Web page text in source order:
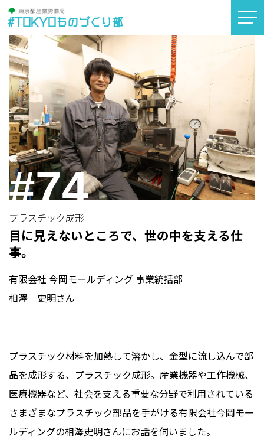
#TOKYOものづくり部
#74
プラスチック成形
目に見えないところで、世の中を支える仕
事。
有限会社 今岡モールディング 事業統括部
相澤 史明さん
プラスチック材料を加熱して溶かし、金型に流し込んで部
品を成形する、プラスチック成形。産業機器や工作機械、
医療機器など、社会を支える重要な分野で利用されている
さまざまなプラスチック部品を手がける有限会社今岡モー
ルディングの相澤史明さんにお話を伺いました。